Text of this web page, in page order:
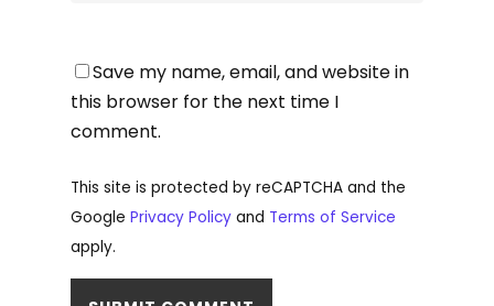
Save my name, email, and website in
this browser for the next time I
comment.
This site is protected by reCAPTCHA and the
Google Privacy Policy and Terms of Service
apply.